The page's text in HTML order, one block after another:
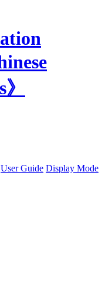
User Guide Display Mode